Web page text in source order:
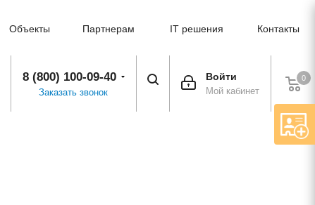
Объекты Партнерам IT решения Контакты
0
Войти
Мой кабинет
8 (800) 100-09-40
Заказать звонок